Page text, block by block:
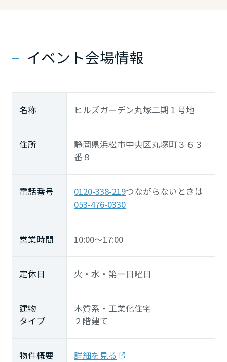
イベント会場情報
名称 ヒルズガーデン丸塚二期１号地
住所
静岡県浜松市中央区丸塚町３６３
番８
電話番号 0120-338-219つながらないときは
053-476-0330
営業時間 10:00～17:00
定休日 火・水・第一日曜日
建物
タイプ
木質系・工業化住宅
２階建て
物件概要 詳細を見る